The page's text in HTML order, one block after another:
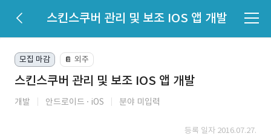
스킨스쿠버 관리 및 보조 IOS 앱 개발
모집 마감 📔 외주
스킨스쿠버 관리 및 보조 IOS 앱 개발
개발 안드로이드 iOS 분야 미입력
등록 일자 2016.07.27.